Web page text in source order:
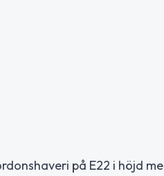
på E22 i höjd